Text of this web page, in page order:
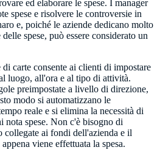
ed elaborare le spese. I manager
spese e risolvere le controversie in
e, poiché le aziende dedicano molto
spese, può essere considerato un
carte consente ai clienti di impostare
luogo, all'ora e al tipo di attività.
preimpostate a livello di direzione,
modo si automatizzano le
reale e si elimina la necessità di
nota spese. Non c'è bisogno di
collegate ai fondi dell'azienda e il
viene effettuata la spesa.